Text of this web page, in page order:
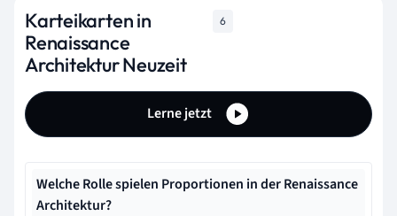
Karteikarten in
Renaissance
Architektur Neuzeit
6
Lerne jetzt
Welche Rolle spielen Proportionen in der Renaissance
Architektur?